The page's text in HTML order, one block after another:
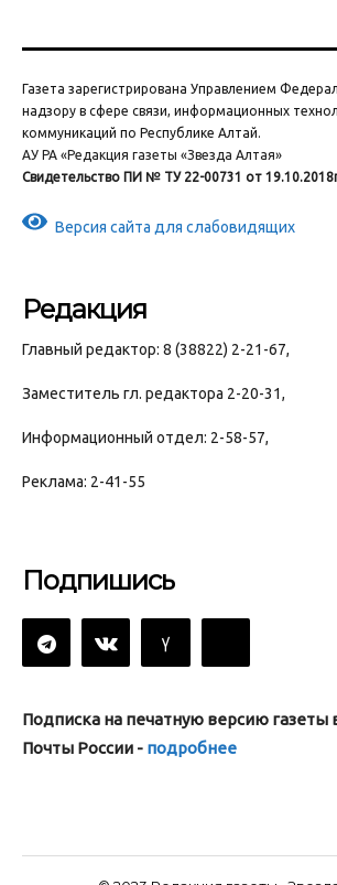
Газета зарегистрирована Управлением
надзору в сфере связи, информационных
коммуникаций по Республике Алтай.
АУ РА «Редакция газеты «Звезда Алтая»
Свидетельство ПИ № ТУ 22-00731 от
Версия сайта для слабовидящих
Редакция
Главный редактор: 8 (38822) 2-21-67,
Заместитель гл. редактора 2-20-31,
Информационный отдел: 2-58-57,
Реклама: 2-41-55
Подпишись
Подписка на печатную версию газеты
Почты России - подробнее